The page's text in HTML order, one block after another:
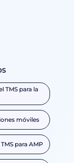
TMS para la
móviles
para AMP